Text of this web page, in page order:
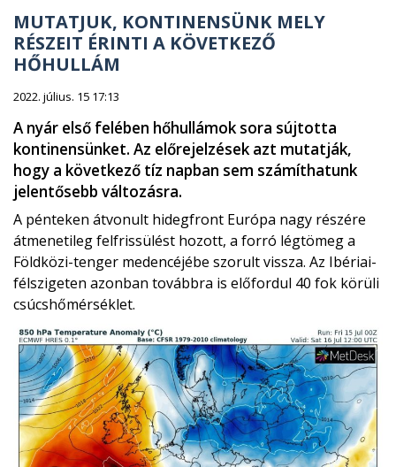
MUTATJUK, KONTINENSÜNK MELY
RÉSZEIT ÉRINTI A KÖVETKEZŐ
HŐHULLÁM
2022. július. 15 17:13
A nyár első felében hőhullámok sora sújtotta
kontinensünket. Az előrejelzések azt mutatják,
hogy a következő tíz napban sem számíthatunk
jelentősebb változásra.
A pénteken átvonult hidegfront Európa nagy részére
átmenetileg felfrissülést hozott, a forró légtömeg a
Földközi-tenger medencéjébe szorult vissza. Az Ibériai-
félszigeten azonban továbbra is előfordul 40 fok körüli
csúcshőmérséklet.